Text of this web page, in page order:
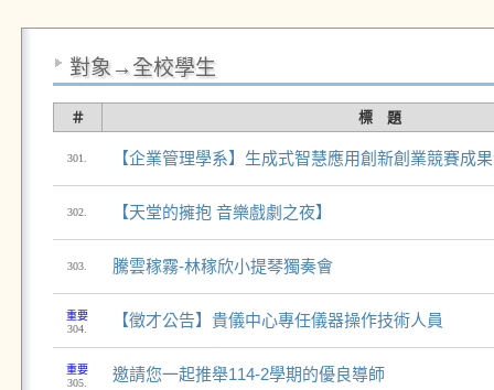
對象→全校學生
＃ 標 題
301. 【企業管理學系】⽣成式智慧應⽤創新創業競賽成
302. 【天堂的擁抱 音樂戲劇之夜】
303. 騰雲稼霧-林稼欣小提琴獨奏會
重要
304.
【徵才公告】貴儀中心專任儀器操作技術人員
重要
305.
邀請您一起推舉114-2學期的優良導師